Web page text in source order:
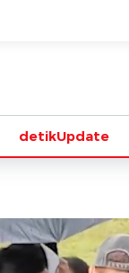
detikUpdate